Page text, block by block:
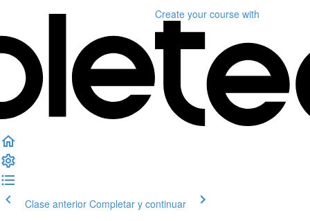
Create your course with
Clase anterior Completar y continuar